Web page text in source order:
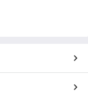
і